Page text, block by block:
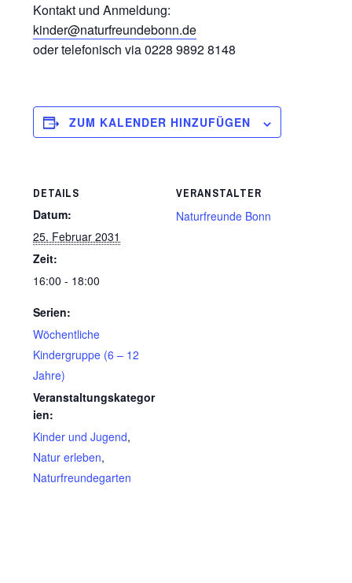
Kontakt und Anmeldung:
kinder@naturfreundebonn.de
oder telefonisch via 0228 9892 8148
ZUM KALENDER HINZUFÜGEN
DETAILS
Datum:
25. Februar 2031
Zeit:
16:00 - 18:00
Serien:
Wöchentliche
Kindergruppe (6 – 12
Jahre)
Veranstaltungskategor
ien:
Kinder und Jugend,
Natur erleben,
Naturfreundegarten
VERANSTALTER
Naturfreunde Bonn